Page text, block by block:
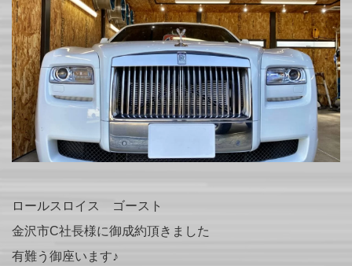
ロールスロイス ゴースト
金沢市C社長様に御成約頂きました
有難う御座います♪